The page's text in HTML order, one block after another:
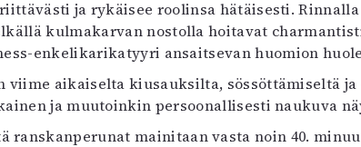
ja rykäisee roolinsa hätäisesti.
kulmakarvan nostolla hoitavat
enkelikarikatyyri ansaitsevan huomion
viime aikaiselta kiusauksilta, sössöttämiseltä
ja muutoinkin persoonallisesti naukuva
ranskanperunat mainitaan vasta noin 40.